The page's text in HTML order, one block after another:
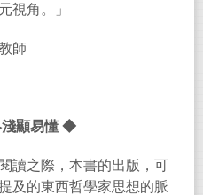
視角。」
師
顯易懂 ◆
讀之際，本書的出版，可
及的東西哲學家思想的脈